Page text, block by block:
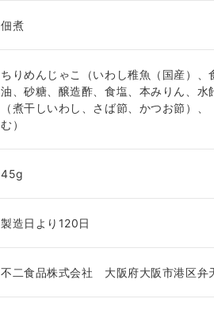
佃煮
ちりめんじゃこ（いわし稚魚（国産）
油、砂糖、醸造酢、食塩、本みりん、
（煮干しいわし、さば節、かつお節）
む）
45g
製造日より120日
不二食品株式会社 大阪府大阪市港区弁